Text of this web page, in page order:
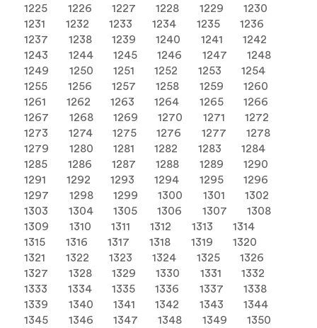
1225
1226 1227 1228 1229
1230
1231
1232 1233 1234 1235
1236
1237
1238 1239 1240 1241
1242
1243
1244 1245 1246 1247
1248
1249
1250 1251 1252 1253
1254
1255
1256 1257 1258 1259
1260
1261
1262 1263 1264 1265
1266
1267
1268 1269 1270 1271
1272
1273
1274 1275 1276 1277
1278
1279
1280 1281 1282 1283
1284
1285
1286 1287 1288 1289
1290
1291
1292 1293 1294 1295
1296
1297
1298 1299 1300 1301
1302
1303
1304 1305 1306 1307
1308
1309
1310 1311 1312 1313
1314
1315
1316 1317 1318 1319
1320
1321
1322 1323 1324 1325
1326
1327
1328 1329 1330 1331
1332
1333
1334 1335 1336 1337
1338
1339
1340 1341 1342 1343
1344
1345
1346 1347 1348 1349 1350